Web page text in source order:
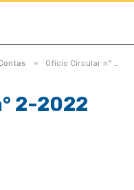
» Ofício Circular n° 2-2022
2-2022